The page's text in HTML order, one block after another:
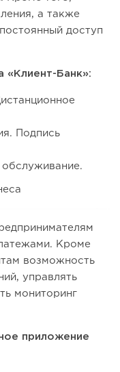
а также
доступ
«Клиент-Банк»:
Подпись
Кроме
возможность
управлять
мониторинг
приложение